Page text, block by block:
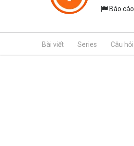
Báo cáo
Bài viết Series Câu hỏi